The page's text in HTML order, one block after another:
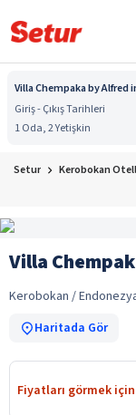
Villa Chempaka by Alfred
Giriş - Çıkış Tarihleri
1 Oda, 2 Yetişkin
Setur Kerobokan
Villa
Kerobokan /
Haritada Gör
Fiyatları görmek